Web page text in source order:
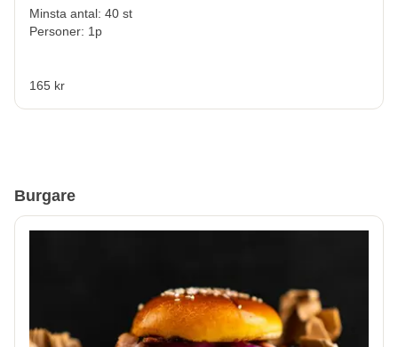
Minsta antal: 40 st
Personer: 1p
165 kr
Burgare